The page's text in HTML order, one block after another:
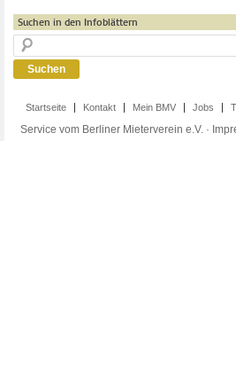
Suchen in den Infoblättern
Startseite Kontakt Mein BMV Jobs
Service vom Berliner Mieterverein e.V. ·